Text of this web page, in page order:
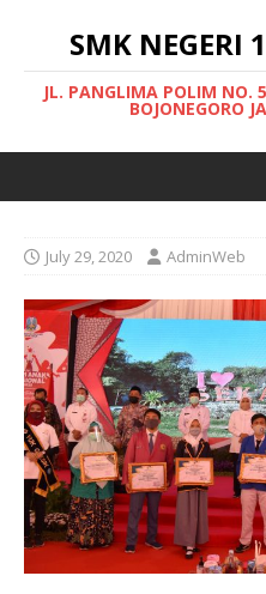
SMK NEGERI
JL. PANGLIMA POLIM NO.
BOJONEGORO
July 29, 2020 AdminWeb